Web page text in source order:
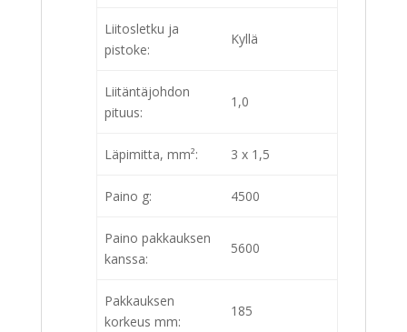
Liitosletku ja
pistoke:
Kyllä
Liitäntäjohdon
pituus:
1,0
Läpimitta, mm²: 3 x 1,5
Paino g: 4500
Paino pakkauksen
kanssa:
5600
Pakkauksen
korkeus mm:
185